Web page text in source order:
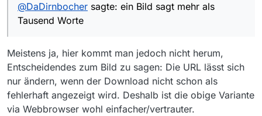
hilfreich, da ich die neueste Version von
Mediathek view habe…
Geht natürlich auch auch mit 13.2.1, ein Bild sagt
mehr als Tausend Worte:
@DaDirnbocher sagte: ein Bild sagt mehr als
Tausend Worte
Meistens ja, hier kommt man jedoch nicht herum,
Entscheidendes zum Bild zu sagen: Die URL lässt sich
nur ändern, wenn der Download nicht schon als
fehlerhaft angezeigt wird. Deshalb ist die obige Variante
via Webbrowser wohl einfacher/vertrauter.